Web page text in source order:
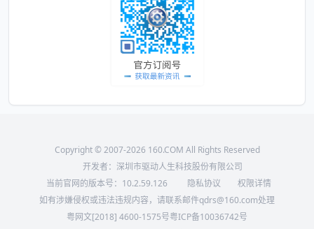
Copyright © 2007-2026 160.COM All Rights Reserved
开发者：深圳市驱动人生科技股份有限公司
当前官网的版本号： 10.2.59.126 隐私协议
权限详情
如有涉嫌侵权或违法违规内容，请联系邮件qdrs@160.com处理
粤网文[2018] 4600-1575号粤ICP备10036742号